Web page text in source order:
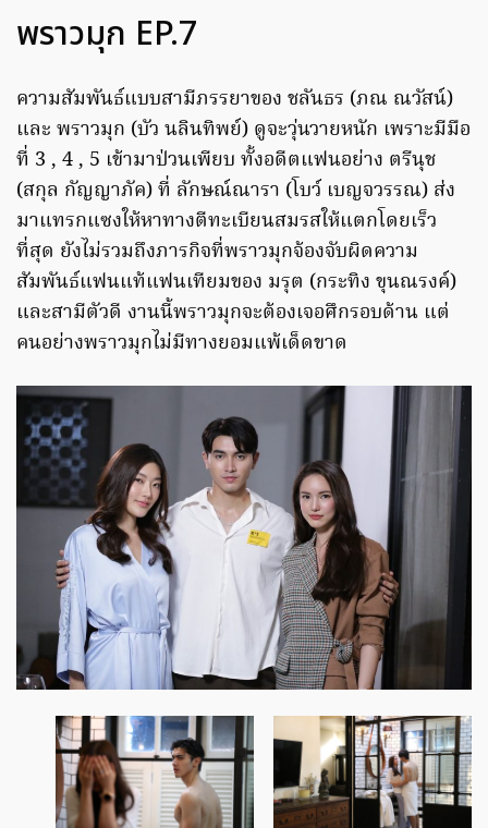
พราวมุก EP.7
ความสัมพันธ์แบบสามีภรรยาของ ชลันธร (ภณ ณวัสน์)
และ พราวมุก (บัว นลินทิพย์) ดูจะวุ่นวายหนัก เพราะมีมือ
ที่ 3 , 4 , 5 เข้ามาป่วนเพียบ ทั้งอดีตแฟนอย่าง ตรีนุช
(สกุล กัญญาภัค) ที่ ลักษณ์ณารา (โบว์ เบญจวรรณ) ส่ง
มาแทรกแซงให้หาทางตีทะเบียนสมรสให้แตกโดยเร็ว
ที่สุด ยังไม่รวมถึงภารกิจที่พราวมุกจ้องจับผิดความ
สัมพันธ์แฟนแท้แฟนเทียมของ มรุต (กระทิง ขุนณรงค์)
และสามีตัวดี งานนี้พราวมุกจะต้องเจอศึกรอบด้าน แต่
คนอย่างพราวมุกไม่มีทางยอมแพ้เด็ดขาด